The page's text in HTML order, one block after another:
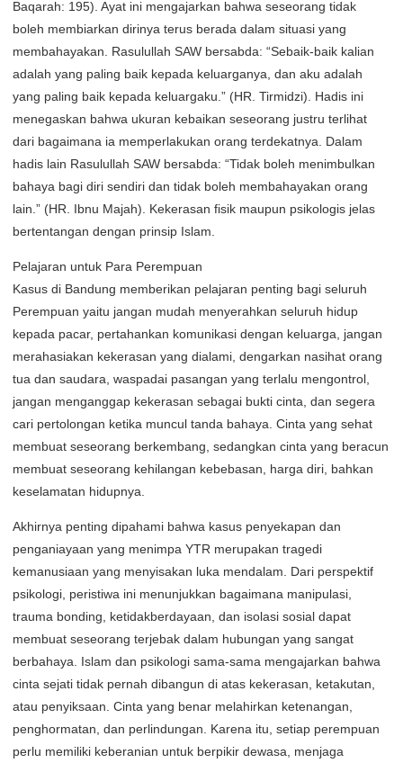
Baqarah: 195). Ayat ini mengajarkan bahwa seseorang tidak
boleh membiarkan dirinya terus berada dalam situasi yang
membahayakan. Rasulullah SAW bersabda: “Sebaik-baik kalian
adalah yang paling baik kepada keluarganya, dan aku adalah
yang paling baik kepada keluargaku.” (HR. Tirmidzi). Hadis ini
menegaskan bahwa ukuran kebaikan seseorang justru terlihat
dari bagaimana ia memperlakukan orang terdekatnya. Dalam
hadis lain Rasulullah SAW bersabda: “Tidak boleh menimbulkan
bahaya bagi diri sendiri dan tidak boleh membahayakan orang
lain.” (HR. Ibnu Majah). Kekerasan fisik maupun psikologis jelas
bertentangan dengan prinsip Islam.
Pelajaran untuk Para Perempuan
Kasus di Bandung memberikan pelajaran penting bagi seluruh
Perempuan yaitu jangan mudah menyerahkan seluruh hidup
kepada pacar, pertahankan komunikasi dengan keluarga, jangan
merahasiakan kekerasan yang dialami, dengarkan nasihat orang
tua dan saudara, waspadai pasangan yang terlalu mengontrol,
jangan menganggap kekerasan sebagai bukti cinta, dan segera
cari pertolongan ketika muncul tanda bahaya. Cinta yang sehat
membuat seseorang berkembang, sedangkan cinta yang beracun
membuat seseorang kehilangan kebebasan, harga diri, bahkan
keselamatan hidupnya.
Akhirnya penting dipahami bahwa kasus penyekapan dan
penganiayaan yang menimpa YTR merupakan tragedi
kemanusiaan yang menyisakan luka mendalam. Dari perspektif
psikologi, peristiwa ini menunjukkan bagaimana manipulasi,
trauma bonding, ketidakberdayaan, dan isolasi sosial dapat
membuat seseorang terjebak dalam hubungan yang sangat
berbahaya. Islam dan psikologi sama-sama mengajarkan bahwa
cinta sejati tidak pernah dibangun di atas kekerasan, ketakutan,
atau penyiksaan. Cinta yang benar melahirkan ketenangan,
penghormatan, dan perlindungan. Karena itu, setiap perempuan
perlu memiliki keberanian untuk berpikir dewasa, menjaga